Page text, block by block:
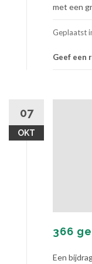
met een
Geplaatst
Geef een
07
OKT
366
Een